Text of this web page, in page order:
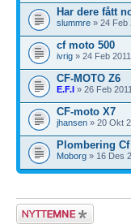
Har dere fått
slummre » 24 Feb
cf moto 500
ivrig » 24 Feb
CF-MOTO Z6
E.F.I » 26 Feb
CF-moto X7
jhansen » 20 Okt
Plombering
Moborg » 16 Des
Legg inn et nytt
emne